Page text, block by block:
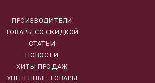
ПРОИЗВОДИТЕЛИ
ТОВАРЫ СО СКИДКОЙ
СТАТЬИ
НОВОСТИ
ХИТЫ ПРОДАЖ
УЦЕНЕННЫЕ ТОВАРЫ